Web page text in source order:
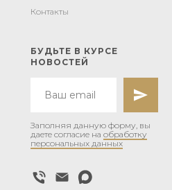
Контакты
БУДЬТЕ В КУРСЕ
НОВОСТЕЙ
Заполняя данную форму, вы
даете согласие на обработку
персональных данных